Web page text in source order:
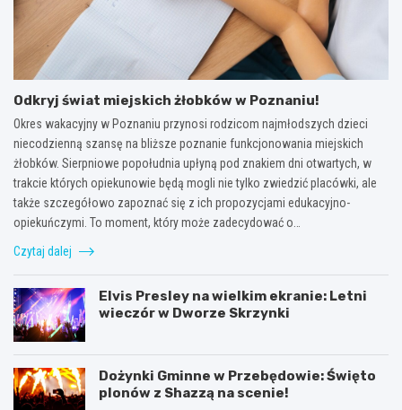
Odkryj świat miejskich żłobków w Poznaniu!
Okres wakacyjny w Poznaniu przynosi rodzicom najmłodszych dzieci
niecodzienną szansę na bliższe poznanie funkcjonowania miejskich
żłobków. Sierpniowe popołudnia upłyną pod znakiem dni otwartych, w
trakcie których opiekunowie będą mogli nie tylko zwiedzić placówki, ale
także szczegółowo zapoznać się z ich propozycjami edukacyjno-
opiekuńczymi. To moment, który może zadecydować o…
Czytaj dalej
Elvis Presley na wielkim ekranie: Letni
wieczór w Dworze Skrzynki
Dożynki Gminne w Przebędowie: Święto
plonów z Shazzą na scenie!